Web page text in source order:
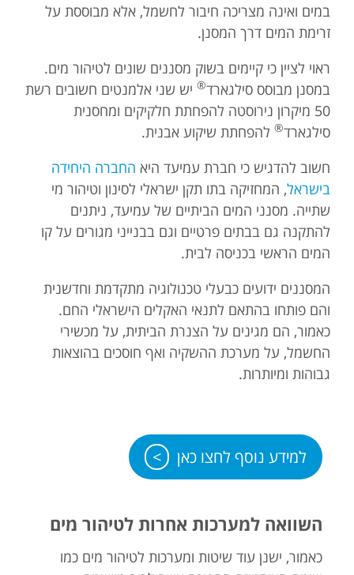
במים ואינה מצריכה חיבור לחשמל, אלא מבוססת על
זרימת המים דרך המסנן.
ראוי לציין כי קיימים בשוק מסננים שונים לטיהור מים.
במסנן מבוסס סילגארד® יש שני אלמנטים חשובים רשת
50 מיקרון נירוסטה להפחתת חלקיקים ומחסנית
סילגארד® להפחתת שיקוע אבנית.
חשוב להדגיש כי חברת עמיעד היא החברה היחידה
בישראל, המחזיקה בתו תקן ישראלי לסינון וטיהור מי
שתייה. מסנני המים הביתיים של עמיעד, ניתנים
להתקנה גם בבתים פרטיים וגם בבנייני מגורים על קו
המים הראשי בכניסה לבית.
המסננים ידועים כבעלי טכנולוגיה מתקדמת וחדשנית
והם פותחו בהתאם לתנאי האקלים הישראלי החם.
כאמור, הם מגינים על הצנרת הביתית, על מכשירי
החשמל, על מערכת ההשקיה ואף חוסכים בהוצאות
גבוהות ומיותרות.
למידע נוסף לחצו כאן
השוואה למערכות אחרות לטיהור מים
כאמור, ישנן עוד שיטות ומערכות לטיהור מים כמו